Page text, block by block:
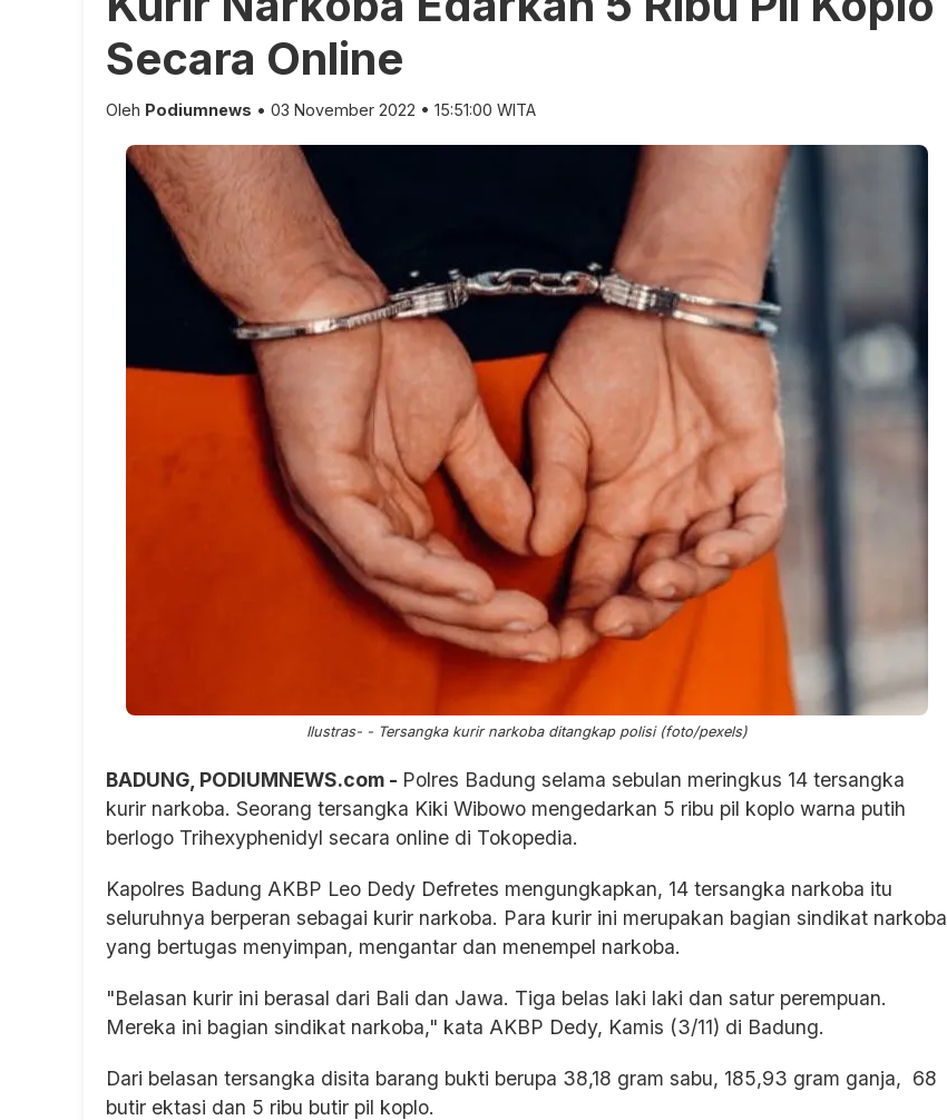
Secara Online
Oleh Podiumnews • 03 November 2022 • 15:51:00 WITA
Ilustras- - Tersangka kurir narkoba ditangkap polisi (foto/pexels)
BADUNG, PODIUMNEWS.com - Polres Badung selama sebulan meringkus 14 tersangka
kurir narkoba. Seorang tersangka Kiki Wibowo mengedarkan 5 ribu pil koplo warna putih
berlogo Trihexyphenidyl secara online di Tokopedia.
Kapolres Badung AKBP Leo Dedy Defretes mengungkapkan, 14 tersangka narkoba itu
seluruhnya berperan sebagai kurir narkoba. Para kurir ini merupakan bagian sindikat narkoba
yang bertugas menyimpan, mengantar dan menempel narkoba.
"Belasan kurir ini berasal dari Bali dan Jawa. Tiga belas laki laki dan satur perempuan.
Mereka ini bagian sindikat narkoba," kata AKBP Dedy, Kamis (3/11) di Badung.
Dari belasan tersangka disita barang bukti berupa 38,18 gram sabu, 185,93 gram ganja, 68
butir ektasi dan 5 ribu butir pil koplo.